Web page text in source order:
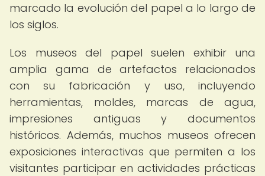
marcado la evolución del papel a lo largo de
los siglos.
Los museos del papel suelen exhibir una
amplia gama de artefactos relacionados
con su fabricación y uso, incluyendo
herramientas, moldes, marcas de agua,
impresiones antiguas y documentos
históricos. Además, muchos museos ofrecen
exposiciones interactivas que permiten a los
visitantes participar en actividades prácticas